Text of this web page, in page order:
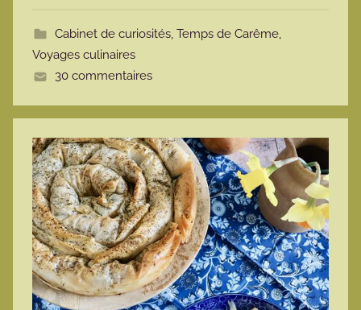
t
Cabinet de curiosités, Temps de Carême,
Voyages culinaires
30 commentaires